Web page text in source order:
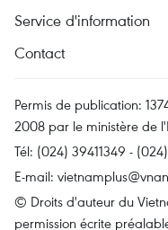
Service d'information
Contact
Permis de publication:
2008 par le ministère de
Tél: (024) 39411349 -
E-mail:
© Droits d'auteur du
permission écrite